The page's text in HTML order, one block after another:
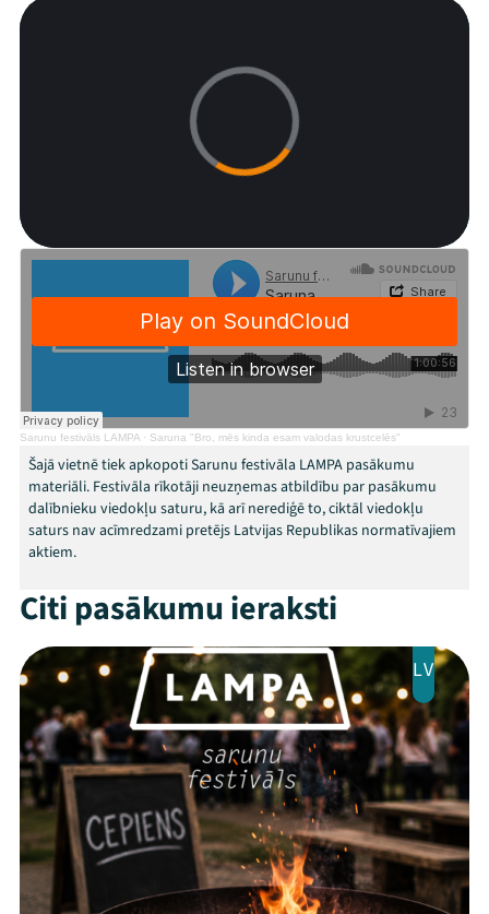
Festivāls
Programma
Arhīvs
Viņi bija LAMPĀ 2026
Jaunumi
Ziedo
Kontakti
ThreadsFacebookYoutube
X Instagram
Flick TikTok
Sarunu festivāls LAMPA · Saruna "Bro, mēs kinda esam valodas krustcelēs"
Šajā vietnē tiek apkopoti Sarunu festivāla LAMPA pasākumu
materiāli. Festivāla rīkotāji neuzņemas atbildību par pasākumu
dalībnieku viedokļu saturu, kā arī nerediģē to, ciktāl viedokļu
saturs nav acīmredzami pretējs Latvijas Republikas normatīvajiem
aktiem.
Citi pasākumu ieraksti
LV